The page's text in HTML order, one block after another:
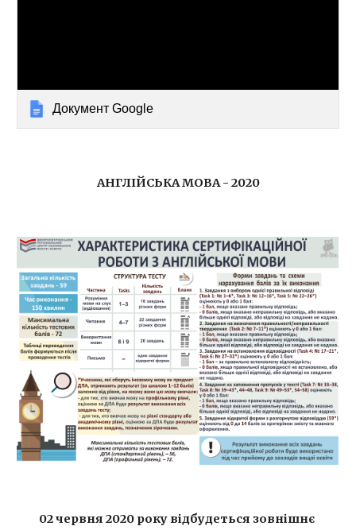
Документ Google
АНГЛІЙСЬКА МОВА - 2020
02 червня 2020 року відбудеться зовнішнє